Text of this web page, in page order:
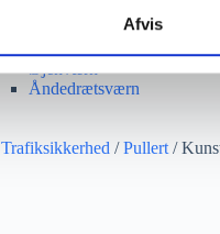
Afvis
Øjenværn
Åndedrætsværn
Trafiksikkerhed /Pullert /